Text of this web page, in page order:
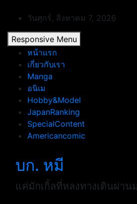
content
วันศุกร์, สิงหาคม 7, 2026
Responsive Menu
หน้าแรก
เกี่ยวกับเรา
Manga
อนิเม
Hobby&Model
JapanRanking
SpecialContent
Americancomic
บก. หมี
แค่มักเกิ้ลที่หลงทางเดินผ่าน